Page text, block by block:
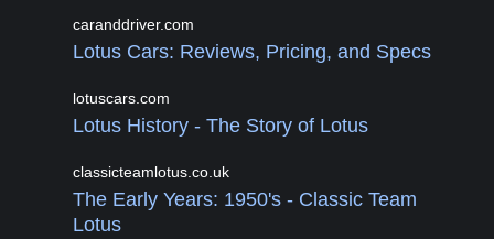
caranddriver.com
Lotus Cars: Reviews, Pricing, and Specs
lotuscars.com
Lotus History - The Story of Lotus
classicteamlotus.co.uk
The Early Years: 1950's - Classic Team
Lotus